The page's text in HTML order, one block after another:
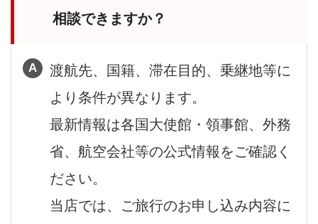
相談できますか？
渡航先、国籍、滞在目的、乗継地等に
より条件が異なります。
最新情報は各国大使館・領事館、外務
省、航空会社等の公式情報をご確認く
ださい。
当店では、ご旅行のお申し込み内容に